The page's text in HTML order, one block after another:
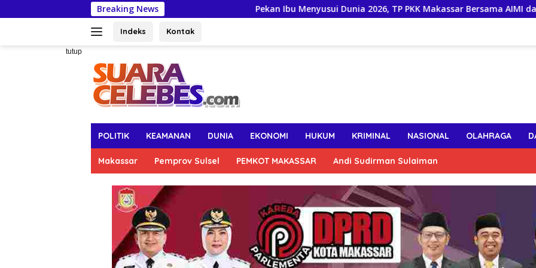
ke
Breaking News Pekan Ibu Menyusui Dunia 2026, TP PKK Makassar Bersama AIMI dan Dinkes Bekali
Indeks Kontak
tutup
POLITIK KEAMANAN DUNIA EKONOMI HUKUM KRIMINAL NASIONAL OLAHRAGA
Makassar Pemprov Sulsel PEMKOT MAKASSAR Andi Sudirman Sulaiman